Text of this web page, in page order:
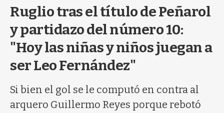
b
q
Ruglio tras el título de Peñarol
y partidazo del número 10:
"Hoy las niñas y niños juegan a
ser Leo Fernández"
Si bien el gol se le computó en contra al
arquero Guillermo Reyes porque rebotó